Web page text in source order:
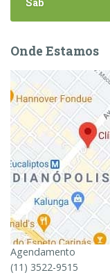
Onde Estamos
Agendamento
(11) 3522-9515